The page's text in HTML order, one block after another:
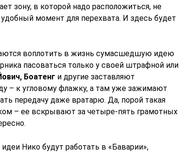
зону, в которой надо расположиться, не
момент для перехвата. И здесь будет
воплотить в жизнь сумасшедшую идею
пасоваться только у своей штрафной или
Боатенг и другие заставляют
– к угловому флажку, а там уже зажимают
передачу даже вратарю. Да, порой такая
– ее вскрывают за четыре-пять грамотных
Нико будут работать в «Баварии»,